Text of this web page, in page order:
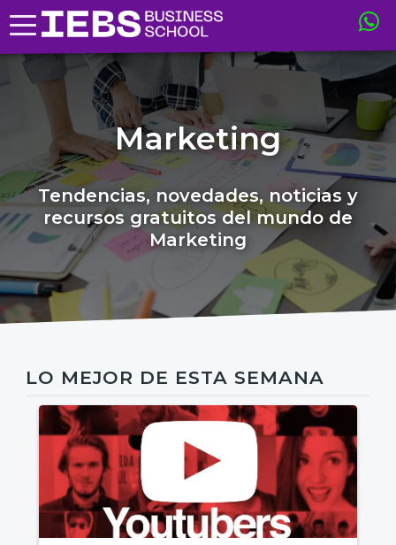
Marketing
Tendencias, novedades, noticias y
recursos gratuitos del mundo de
Marketing
LO MEJOR DE ESTA SEMANA